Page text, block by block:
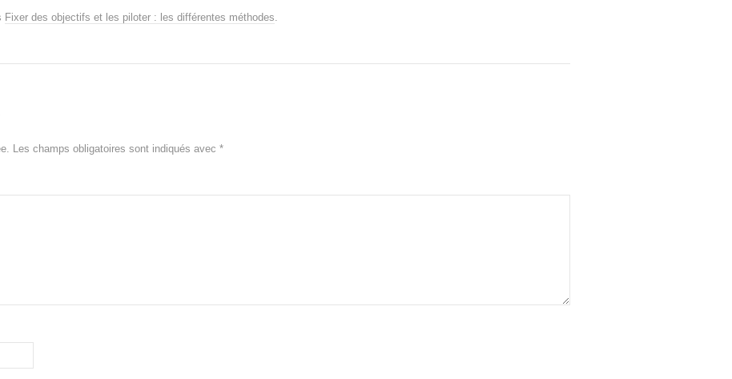
Fixer des objectifs et les piloter : les différentes méthodes.
Les champs obligatoires sont indiqués avec *